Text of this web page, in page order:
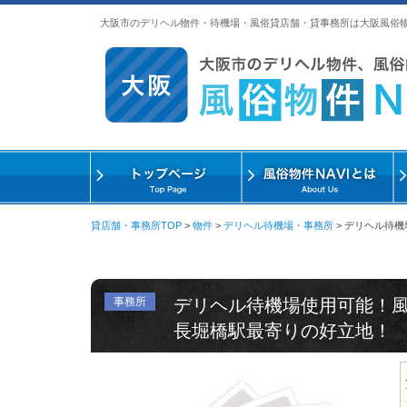
大阪市のデリヘル物件・待機場・風俗貸店舗・貸事務所は大阪風俗
貸店舗・事務所TOP > 物件 > デリヘル待機場・事務所 > デリヘル待
事務所
デリヘル待機場使用可能！
長堀橋駅最寄りの好立地！